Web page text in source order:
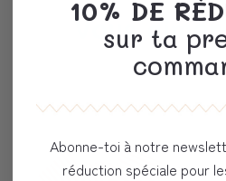
Vous
10% DE
sur ta
Abonne-toi à notre
réduction spéciale pour